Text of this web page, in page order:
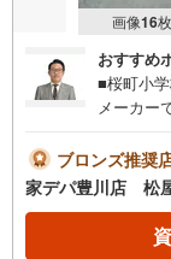
画像16枚
おすすめ
■桜町小
メーカー
あり、子
ブロンズ推奨
家デパ豊川店 松